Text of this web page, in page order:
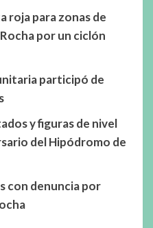
roja para zonas de
por un ciclón
participó de
y figuras de nivel
del Hipódromo de
con denuncia por